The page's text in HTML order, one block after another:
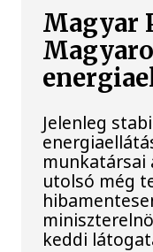
Magyar
Jelenleg
munkatársai
utolsó még
keddi